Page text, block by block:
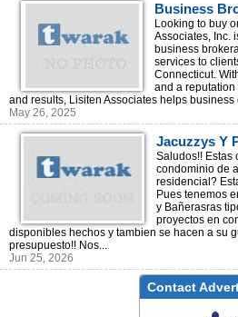
Business
Looking to buy
Associates, Inc.
business
services to
Connecticut.
and a reputation
and results, Lisiten Associates helps business
May 26, 2025
Jacuzzys Y
Para Sus
Saludos!! Estas
condominio de
residencial?
Pues tenemos
y Bañerasras
proyectos en
disponibles hechos y tambien se hacen a su
presupuesto!! Nos...
Jun 25, 2026
Contact